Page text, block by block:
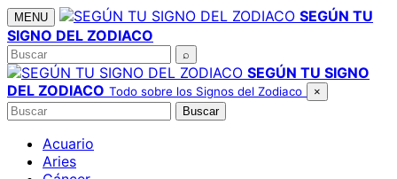
Saltar
al
contenido
MENU
SEGÚN TU
SIGNO DEL ZODIACO
Buscar
⌕
SEGÚN TU SIGNO
DEL ZODIACO Todo sobre los Signos del Zodiaco ×
Buscar Buscar
Acuario
Aries